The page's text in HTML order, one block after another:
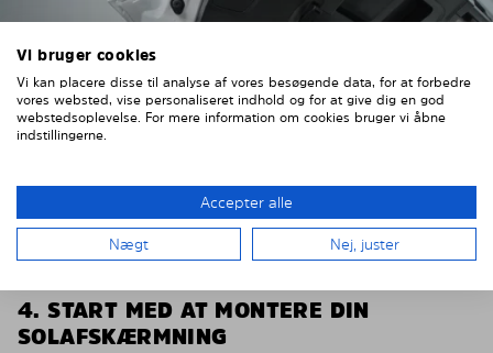
4. START MED AT MONTERE DIN
SOLAFSKÆRMNING
Vi bruger cookies
Vi kan placere disse til analyse af vores besøgende data, for at forbedre
vores websted, vise personaliseret indhold og for at give dig en god
webstedsoplevelse. For mere information om cookies bruger vi åbne
indstillingerne.
Accepter alle
Nægt Nej, juster